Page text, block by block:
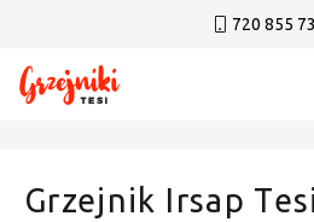
720 855
Grzejnik Irsap